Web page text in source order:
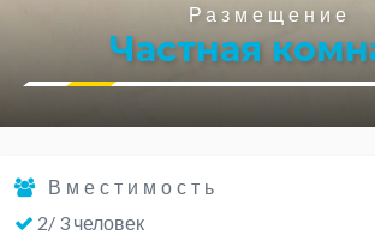
Размещение
Частная
Вместимость
2/ 3 человек